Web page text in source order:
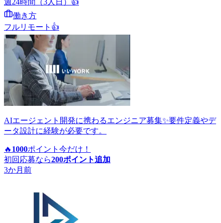
働き方
フルリモート 👍
AIエージェント開発に携わるエンジニア募集✨要件定義やデ
ータ設計に経験が必要です。
🔥 1000ポイント 今だけ！
初回応募なら200ポイント追加
3か月前